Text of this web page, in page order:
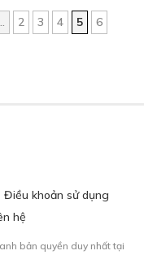
2 3 4 5
6
Điều khoản sử dụng
hệ
bản quyền duy nhất tại